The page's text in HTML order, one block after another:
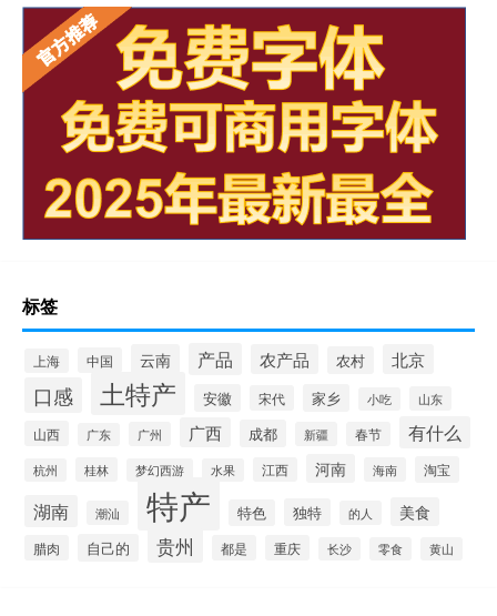
标签
上海 中国 云南 产品 农产品 农村 北京
口感 土特产 安徽 宋代 家乡 小吃 山东
山西 广东 广州 广西 成都 新疆 春节 有什么
杭州 桂林 梦幻西游 水果 江西 河南 海南 淘宝
湖南 潮汕 特产 特色 独特 的人 美食
腊肉 自己的 贵州 都是 重庆 长沙 零食 黄山